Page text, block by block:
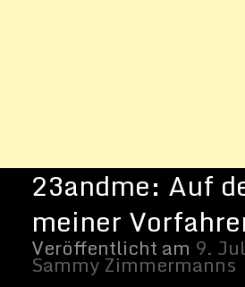
mir einnDNA-Analyse-Kit bei 23andme
bestellt.